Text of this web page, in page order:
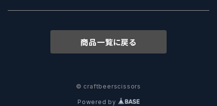
箕面ビール - MINOH BEER
サンクトガーレン - Sankt Gallen
Mikkeller ミッケラー
Hop Nation ホップネーション
Lambiek Fabriek - ファブリーク
Behemoth - ベヒーモス
Deep Creek Brewing Co.
8 Wired エイトワイアード
Strathcona ストラスコナ
ODIN BREWING オディン
Früh フリュー
商品一覧に戻る
© craftbeerscissors
Powered by